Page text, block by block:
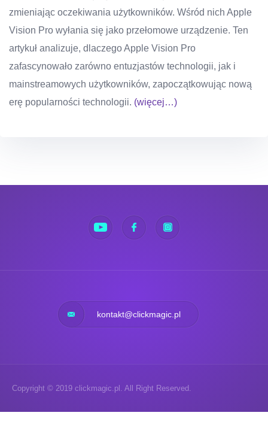
zmieniając oczekiwania użytkowników. Wśród nich Apple
Vision Pro wyłania się jako przełomowe urządzenie. Ten
artykuł analizuje, dlaczego Apple Vision Pro
zafascynowało zarówno entuzjastów technologii, jak i
mainstreamowych użytkowników, zapoczątkowując nową
erę popularności technologii. (więcej…)
kontakt@clickmagic.pl
Copyright © 2019 clickmagic.pl. All Right Reserved.